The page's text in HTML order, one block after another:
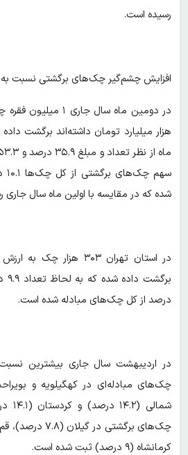
رسیده است.
افزایش چشم‌گیر چک‌های برگشتی نسبت به
هزار میلیارد تومان داشته‌اند برگشت
شده که در مقایسه با اولین ماه سال
درصد از کل چک‌های مبادله شده است.
در اردیبهشت سال جاری بیشترین
کرمانشاه (۹ درصد) ثبت شده است.